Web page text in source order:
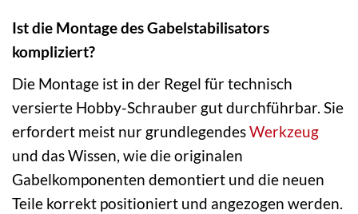
Ist die Montage des Gabelstabilisators
kompliziert?
Die Montage ist in der Regel für technisch
versierte Hobby-Schrauber gut durchführbar. Sie
erfordert meist nur grundlegendesWerkzeug
und das Wissen, wie die originalen
Gabelkomponenten demontiert und die neuen
Teile korrekt positioniert und angezogen werden.